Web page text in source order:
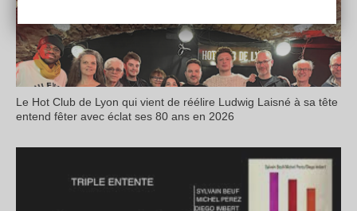
Le Hot Club de Lyon qui vient de réélire Ludwig Laisné à sa tête
entend fêter avec éclat ses 80 ans en 2026